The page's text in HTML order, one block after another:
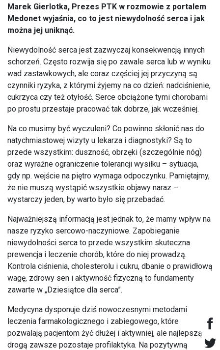
Marek Gierlotka, Prezes PTK w rozmowie z portalem
Medonet wyjaśnia, co to jest niewydolność serca i jak
można jej uniknąć.
Niewydolność serca jest zazwyczaj konsekwencją innych
schorzeń. Często rozwija się po zawale serca lub w wyniku
wad zastawkowych, ale coraz częściej jej przyczyną są
czynniki ryzyka, z którymi żyjemy na co dzień: nadciśnienie,
cukrzyca czy też otyłość. Serce obciążone tymi chorobami
po prostu przestaje pracować tak dobrze, jak wcześniej.
Na co musimy być wyczuleni? Co powinno skłonić nas do
natychmiastowej wizyty u lekarza i diagnostyki? Są to
przede wszystkim: duszność, obrzęki (szczególnie nóg)
oraz wyraźne ograniczenie tolerancji wysiłku – sytuacja,
gdy np. wejście na piętro wymaga odpoczynku. Pamiętajmy,
że nie muszą wystąpić wszystkie objawy naraz –
wystarczy jeden, by warto było się przebadać.
Najważniejszą informacją jest jednak to, że mamy wpływ na
nasze ryzyko sercowo-naczyniowe. Zapobieganie
niewydolności serca to przede wszystkim skuteczna
prewencja i leczenie chorób, które do niej prowadzą.
Kontrola ciśnienia, cholesterolu i cukru, dbanie o prawidłową
wagę, zdrowy sen i aktywność fizyczną to fundamenty
zawarte w „Dziesiątce dla serca”.
Medycyna dysponuje dziś nowoczesnymi metodami
leczenia farmakologicznego i zabiegowego, które
pozwalają pacjentom żyć dłużej i aktywniej, ale najlepszą
drogą zawsze pozostaje profilaktyka. Na pozytywną